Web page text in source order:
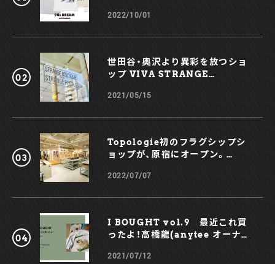
2022/10/01
世田谷・奥沢より異彩を放つショ
ップ VIVA STRANGE
2021/05/15
Topologie初のフラグシップシ
ョップが、原宿にオープン。
も！
2022/07/07
I BOUGHT vol.9 最近これ買
ったよ！高橋龍(anytee オーナ
2021/07/12